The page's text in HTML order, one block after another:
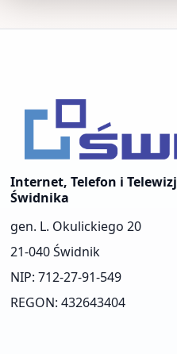
Internet, Telefon i
Świdnika
gen. L. Okulickiego 20
21-040 Świdnik
NIP: 712-27-91-549
REGON: 432643404